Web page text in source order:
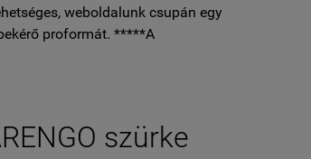
weboldalunk csupán egy
proformát. *****A
szürke